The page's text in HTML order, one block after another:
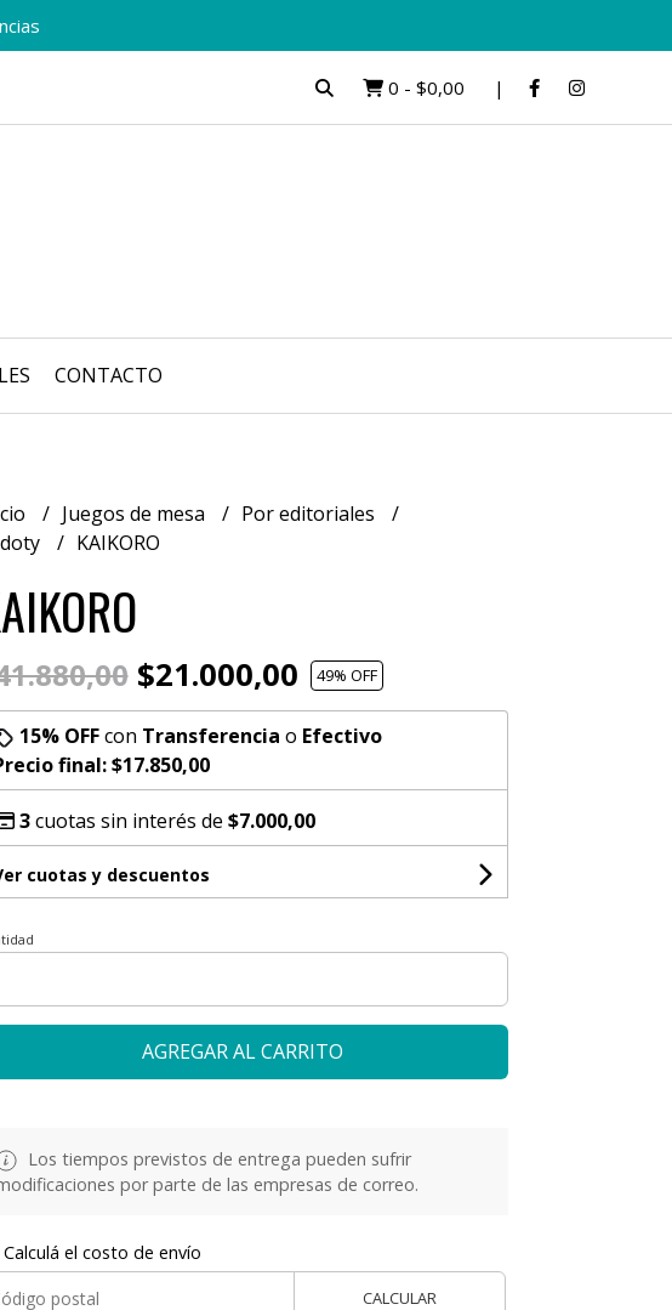
0 - $0,00
CONTACTO
Juegos de mesa
Por editoriales
KAIKORO
$21.000,00 49% OFF
15% OFFcon Transferencia o Efectivo
final:$17.850,00
3cuotas sin interés de $7.000,00
cuotas y descuentos
AGREGAR AL CARRITO
Los tiempos previstos de entrega pueden sufrir
por parte de las empresas de correo.
el costo de envío
CALCULAR